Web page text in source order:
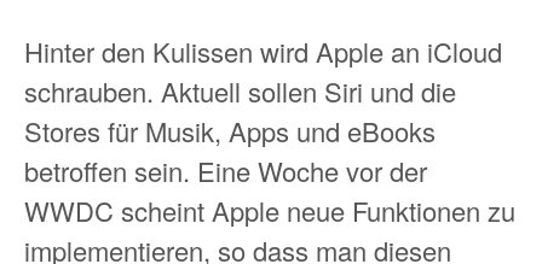
Hinter den Kulissen wird Apple an iCloud
schrauben. Aktuell sollen Siri und die
Stores für Musik, Apps und eBooks
betroffen sein. Eine Woche vor der
WWDC scheint Apple neue Funktionen zu
implementieren, so dass man diesen